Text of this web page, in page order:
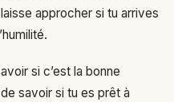
approcher si tu arrives
si c’est la bonne
savoir si tu es prêt à